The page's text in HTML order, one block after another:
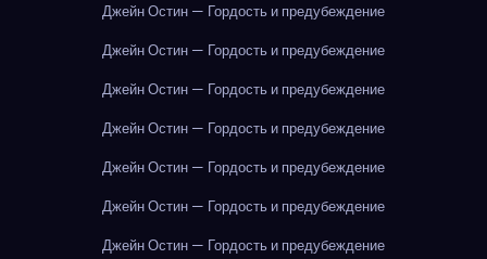
Джейн Остин — Гордость и предубеждение
Джейн Остин — Гордость и предубеждение
Джейн Остин — Гордость и предубеждение
Джейн Остин — Гордость и предубеждение
Джейн Остин — Гордость и предубеждение
Джейн Остин — Гордость и предубеждение
Джейн Остин — Гордость и предубеждение